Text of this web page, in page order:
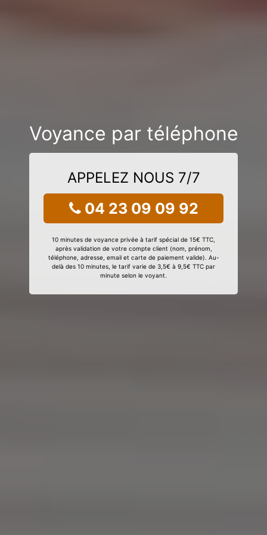
Voyance par téléphone
APPELEZ NOUS 7/7
04 23 09 09 92
10 minutes de voyance privée à tarif spécial de 15€ TTC,
après validation de votre compte client (nom, prénom,
téléphone, adresse, email et carte de paiement valide). Au-
delà des 10 minutes, le tarif varie de 3,5€ à 9,5€ TTC par
minute selon le voyant.